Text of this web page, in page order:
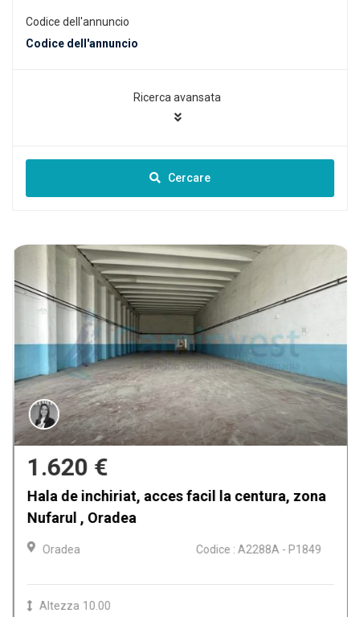
Codice dell'annuncio
Ricerca avansata
Cercare
1.620 €
Hala de inchiriat, acces facil la centura, zona
Nufarul , Oradea
Oradea Codice : A2288A - P1849
Altezza 10.00